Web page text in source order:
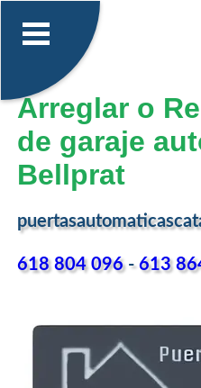
Arreglar o
de garaje
Bellprat
618 804 096-613